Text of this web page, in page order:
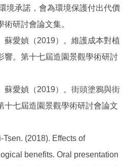
境承諾，會為環境保護付出代價
研討會論文集。
蘇愛媜（2019）。維護成本對植
響。第十七屆造園景觀學術研討
蘇愛媜（2019）。街頭塗鴉與街
十七屆造園景觀學術研討會論文
(2018). Effects of
benefits. Oral presentation